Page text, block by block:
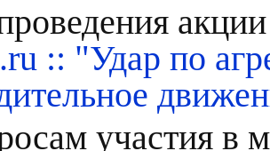
:: "Удар по
участия в